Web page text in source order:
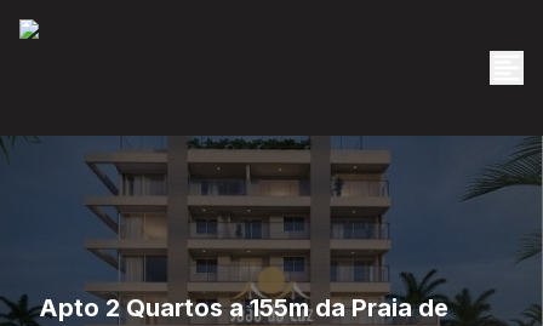
Apto 2 Quartos a 155m da Praia de